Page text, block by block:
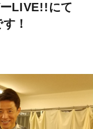
LIVE!!にて
！